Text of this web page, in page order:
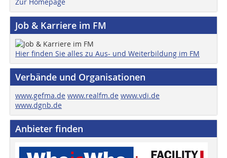
Job & Karriere im FM
Hier finden Sie alles zu Aus- und Weiterbildung im FM
Verbände und Organisationen
www.gefma.de www.realfm.de www.vdi.de
www.dgnb.de
Anbieter finden